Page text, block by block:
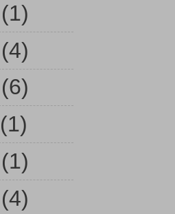
(1)
(4)
(6)
(1)
(1)
(4)